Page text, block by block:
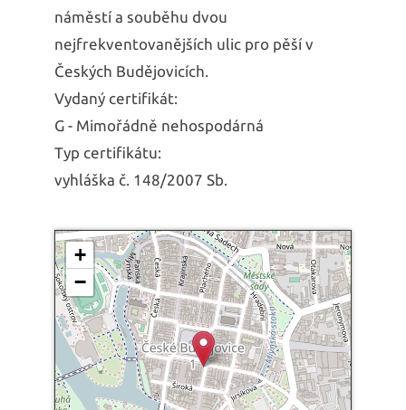
náměstí a souběhu dvou
nejfrekventovanějších ulic pro pěší v
Českých Budějovicích.
Vydaný certifikát:
G - Mimořádně nehospodárná
Typ certifikátu:
vyhláška č. 148/2007 Sb.
+
−